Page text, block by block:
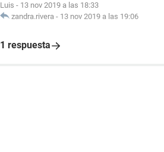
Luis - 13 nov 2019 a las 18:33
zandra.rivera - 13 nov 2019 a las 19:06
1 respuesta